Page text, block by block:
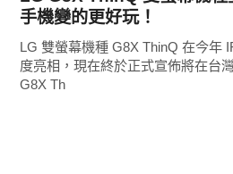
手機變的更好玩！
LG 雙螢幕機種 G8X ThinQ 在今年
度亮相，現在終於正式宣佈將在台
G8X Th